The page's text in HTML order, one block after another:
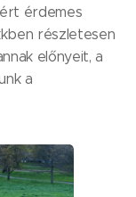
érdemes
részletesen
előnyeit, a
a